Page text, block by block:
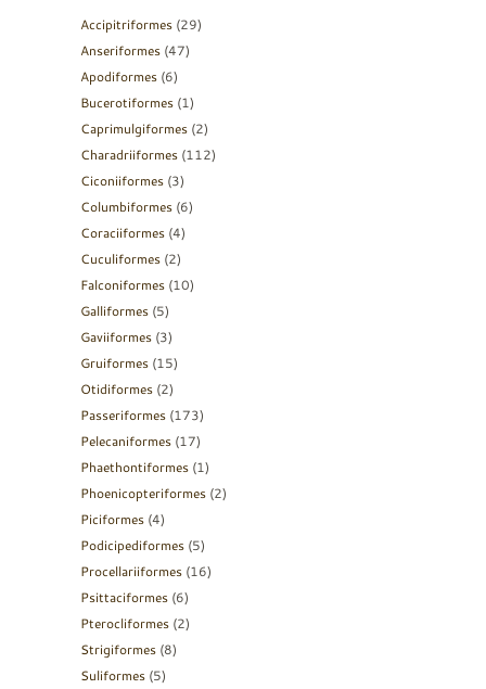
Accipitriformes (29)
Anseriformes (47)
Apodiformes (6)
Bucerotiformes (1)
Caprimulgiformes (2)
Charadriiformes (112)
Ciconiiformes (3)
Columbiformes (6)
Coraciiformes (4)
Cuculiformes (2)
Falconiformes (10)
Galliformes (5)
Gaviiformes (3)
Gruiformes (15)
Otidiformes (2)
Passeriformes (173)
Pelecaniformes (17)
Phaethontiformes (1)
Phoenicopteriformes (2)
Piciformes (4)
Podicipediformes (5)
Procellariiformes (16)
Psittaciformes (6)
Pterocliformes (2)
Strigiformes (8)
Suliformes (5)